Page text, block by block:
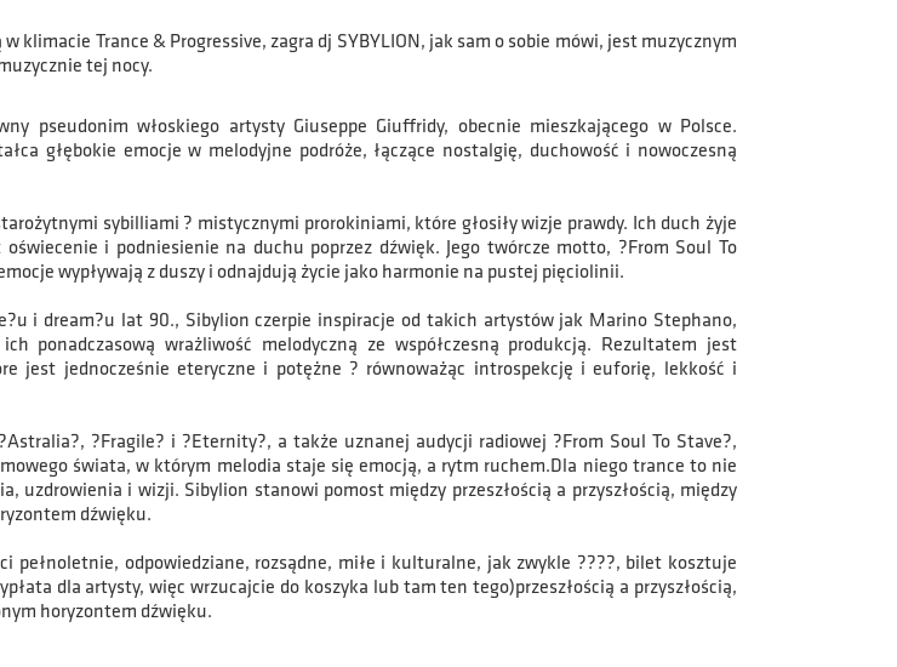
klimacie Trance & Progressive, zagra dj SYBYLION, jak sam o sobie mówi, jest muzycznym
tej nocy.
pseudonim włoskiego artysty Giuseppe Giuffridy, obecnie mieszkającego w Polsce.
głębokie emocje w melodyjne podróże, łączące nostalgię, duchowość i nowoczesną
sybilliami ? mistycznymi prorokiniami, które głosiły wizje prawdy. Ich duch żyje
i podniesienie na duchu poprzez dźwięk. Jego twórcze motto, ?From Soul To
wypływają z duszy i odnajdują życie jako harmonie na pustej pięciolinii.
i dream?u lat 90., Sibylion czerpie inspiracje od takich artystów jak Marino Stephano,
ponadczasową wrażliwość melodyczną ze współczesną produkcją. Rezultatem jest
jest jednocześnie eteryczne i potężne ? równoważąc introspekcję i euforię, lekkość i
?Fragile? i ?Eternity?, a także uznanej audycji radiowej ?From Soul To Stave?,
świata, w którym melodia staje się emocją, a rytm ruchem.Dla niego trance to nie
uzdrowienia i wizji. Sibylion stanowi pomost między przeszłością a przyszłością, między
dźwięku.
pełnoletnie, odpowiedziane, rozsądne, miłe i kulturalne, jak zwykle ????, bilet kosztuje
dla artysty, więc wrzucajcie do koszyka lub tam ten tego)przeszłością a przyszłością,
horyzontem dźwięku.